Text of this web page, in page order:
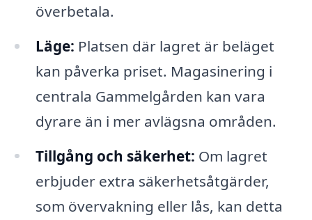
överbetala.
Läge: Platsen där lagret är beläget
kan påverka priset. Magasinering i
centrala Gammelgården kan vara
dyrare än i mer avlägsna områden.
Tillgång och säkerhet: Om lagret
erbjuder extra säkerhetsåtgärder,
som övervakning eller lås, kan detta